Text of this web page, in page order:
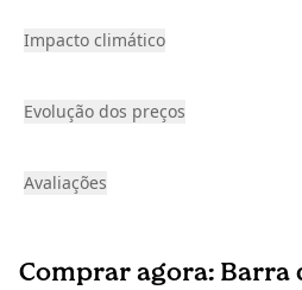
Impacto climático
Evolução dos preços
Avaliações
Comprar agora: Barra